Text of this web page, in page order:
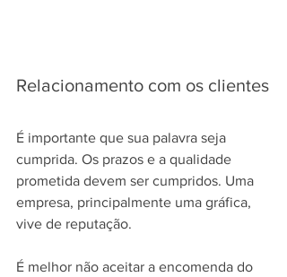
Relacionamento com os clientes
É importante que sua palavra seja
cumprida. Os prazos e a qualidade
prometida devem ser cumpridos. Uma
empresa, principalmente uma gráfica,
vive de reputação.
É melhor não aceitar a encomenda do